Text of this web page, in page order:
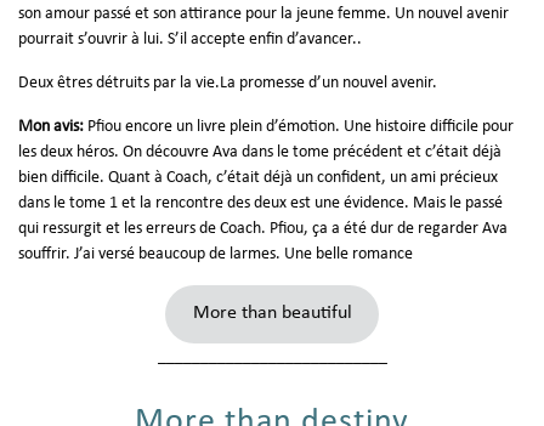
son amour passé et son attirance pour la jeune femme. Un nouvel avenir
pourrait s’ouvrir à lui. S’il accepte enfin d’avancer..
Deux êtres détruits par la vie.La promesse d’un nouvel avenir.
Mon avis: Pfiou encore un livre plein d’émotion. Une histoire difficile pour
les deux héros. On découvre Ava dans le tome précédent et c’était déjà
bien difficile. Quant à Coach, c’était déjà un confident, un ami précieux
dans le tome 1 et la rencontre des deux est une évidence. Mais le passé
qui ressurgit et les erreurs de Coach. Pfiou, ça a été dur de regarder Ava
souffrir. J’ai versé beaucoup de larmes. Une belle romance
More than beautiful